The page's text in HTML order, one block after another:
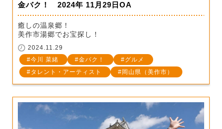
金バク！ 2024年 11月29日OA
癒しの温泉郷！
美作市湯郷でお宝探し！
2024.11.29
今川 菜緒
金バク！
グルメ
タレント・アーティスト
岡山県（美作市）